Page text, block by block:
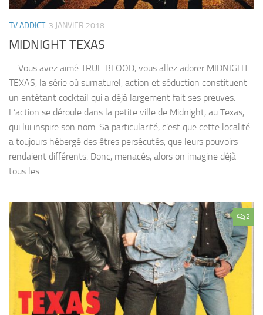
TV ADDICT 3 JANVIER 2018
MIDNIGHT TEXAS
Vous avez aimé TRUE BLOOD, vous allez adorer MIDNIGHT
TEXAS, la série où surnaturel, action et séduction constituent
un entêtant cocktail qui a déjà largement fait ses preuves.
L’action se déroule dans la petite ville de Midnight, au Texas,
qui lui inspire son nom. Sa particularité, c’est que cette localité
a toujours hébergé des êtres persécutés, que leurs pouvoirs
rendaient différents. Donc, menacés, alors on imagine déjà
tous les...
2